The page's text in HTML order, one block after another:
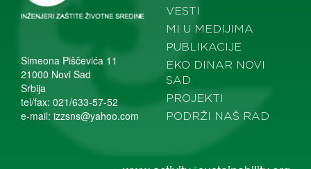
Simeona Piščevića 11
21000 Novi Sad
Srbija
tel/fax: 021/633-57-52
e-mail: izzsns@yahoo.com
VESTI
MI U MEDIJIMA
PUBLIKACIJE
EKO DINAR NOVI
SAD
PROJEKTI
PODRŽI NAŠ RAD